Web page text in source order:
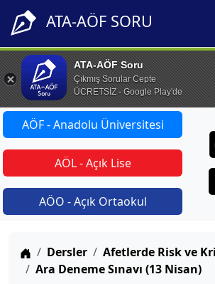
ATA-AÖF SORU
ATA-AÖF Soru
Çıkmış Sorular Cepte
ÜCRETSİZ - Google Play'de
AÖF - Anadolu Üniversitesi
AÖL - Açık Lise
AÖO - Açık Ortaokul
Anasayfa
Dersler
Afetlerde Risk ve
Ara Deneme Sınavı (13 Nisan)